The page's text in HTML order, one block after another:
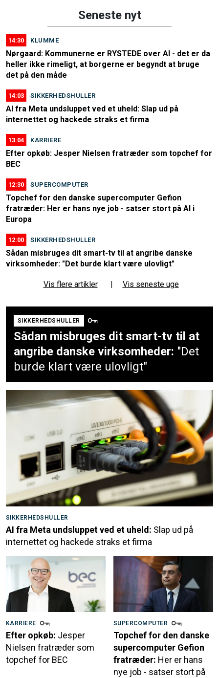
Seneste nyt
14:30 KLUMME
Nørgaard: Kommunerne er RYSTEDE over AI - det er da
heller ikke rimeligt, at borgerne er begyndt at bruge
det på den måde
14:03 SIKKERHEDSHULLER
AI fra Meta undsluppet ved et uheld: Slap ud på
internettet og hackede straks et firma
13:04 KARRIERE
Efter opkøb: Jesper Nielsen fratræder som topchef for
BEC
12:30 SUPERCOMPUTER
Topchef for den danske supercomputer Gefion
fratræder: Her er hans nye job - satser stort på AI i
Europa
12:00 SIKKERHEDSHULLER
Sådan misbruges dit smart-tv til at angribe danske
virksomheder: "Det burde klart være ulovligt"
Vis flere artikler | Vis seneste uge
SIKKERHEDSHULLER
Sådan misbruges dit smart-tv til at
angribe danske virksomheder: "Det
burde klart være ulovligt"
SIKKERHEDSHULLER
AI fra Meta undsluppet ved et uheld: Slap ud på
internettet og hackede straks et firma
KARRIERE
Efter opkøb: Jesper
Nielsen fratræder som
topchef for BEC
SUPERCOMPUTER
Topchef for den danske
supercomputer Gefion
fratræder: Her er hans
nye job - satser stort på